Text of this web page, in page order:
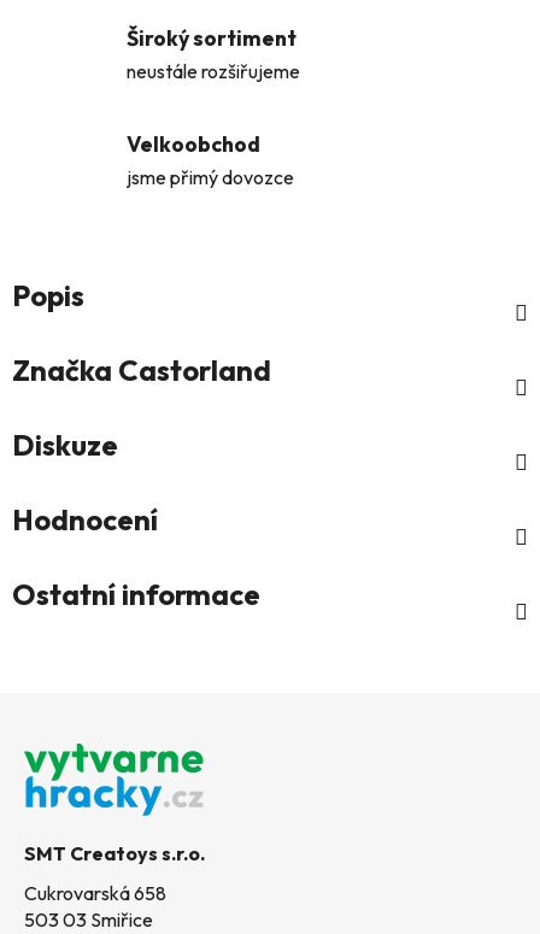
Široký sortiment
neustále rozšiřujeme
Velkoobchod
jsme přimý dovozce
Popis
Značka Castorland
Diskuze
Hodnocení
Ostatní informace
SMT Creatoys s.r.o.
Cukrovarská 658
503 03 Smiřice